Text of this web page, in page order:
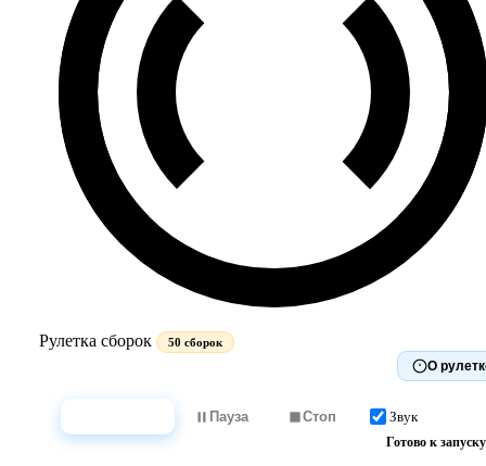
Рулетка сборок 50 сборок
О
Пауза Стоп Звук
Готово к запуску